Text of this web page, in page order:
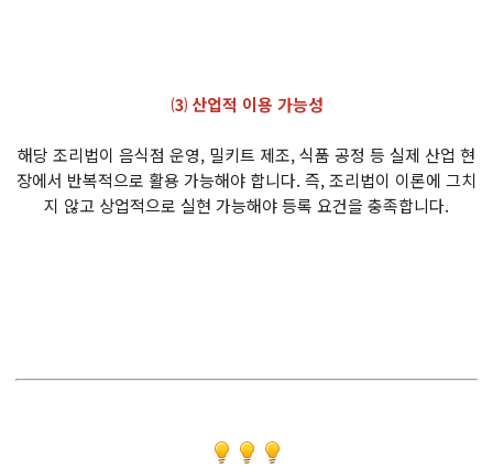
⑶ 산업적 이용 가능성
해당 조리법이 음식점 운영, 밀키트 제조, 식품 공정 등 실제 산업 현
장에서 반복적으로 활용 가능해야 합니다. 즉, 조리법이 이론에 그치
지 않고 상업적으로 실현 가능해야 등록 요건을 충족합니다.